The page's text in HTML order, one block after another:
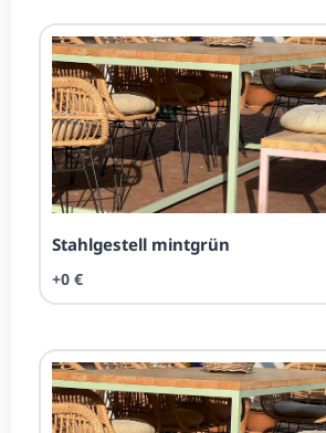
Stahl­ge­stell mintgrün
+0 €